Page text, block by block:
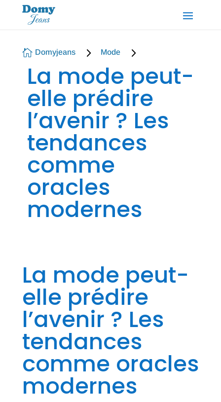
 Domyjeans 5 Mode 5
La mode peut-
elle prédire
l’avenir ? Les
tendances
comme
oracles
modernes
La mode peut-
elle prédire
l’avenir ? Les
tendances
comme oracles
modernes